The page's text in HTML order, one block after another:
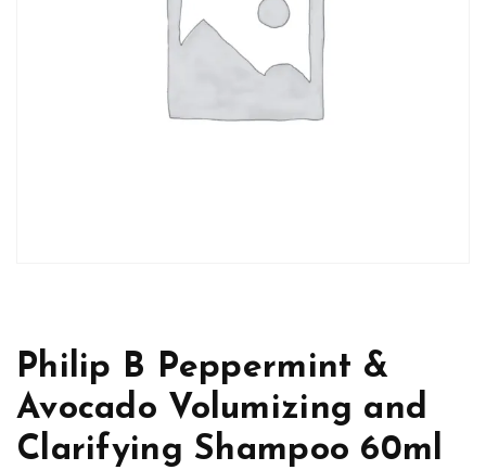
Philip B Peppermint &
Avocado Volumizing and
Clarifying Shampoo 60ml